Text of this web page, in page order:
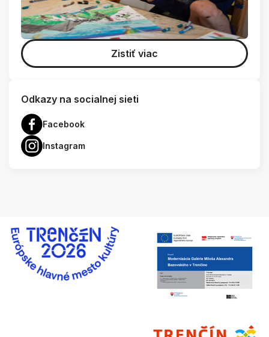
Zistiť viac
Odkazy na socialnej sieti
Facebook
Instagram